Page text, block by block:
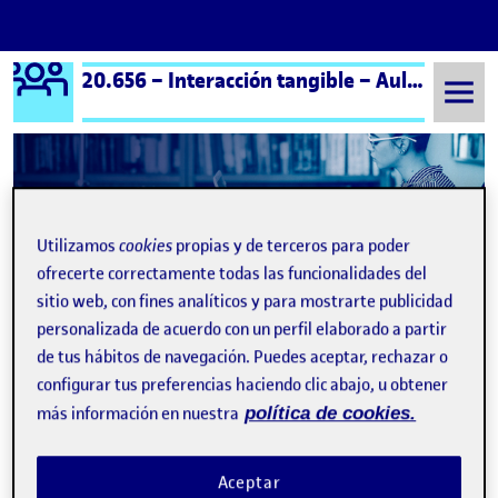
Saltar al contenido
Logo Ágora 20.656 – Interacción tangible – Aula 1
Jesus Zamora Jimenez
Publicado por
Publicado por
Jesus Zamora Jimenez
Visibilidad:
Pública- Fecha de publicación
4 Jun 2026-comentarioen PR Interacción tangible. Focus
Buenas tardes a todos, En este proyecto se ha desarrollado un
móvil durante periodos de estudio o trabajo. El dispositivo
Utilizamoscookies propias y de terceros para poder
ofrecerte correctamente todas las funcionalidades del
sitio web, con fines analíticos y para mostrarte publicidad
personalizada de acuerdo con un perfil elaborado a partir
de tus hábitos de navegación. Puedes aceptar, rechazar o
configurar tus preferencias haciendo clic abajo, u obtener
más información en nuestra política de cookies.
Aceptar